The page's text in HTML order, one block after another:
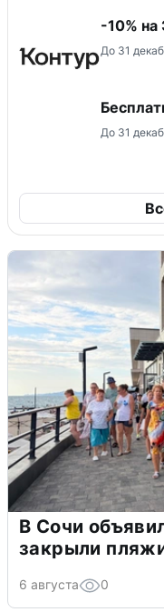
-10% на
До 31
До 31
В Сочи
закрыли
6 августа 0